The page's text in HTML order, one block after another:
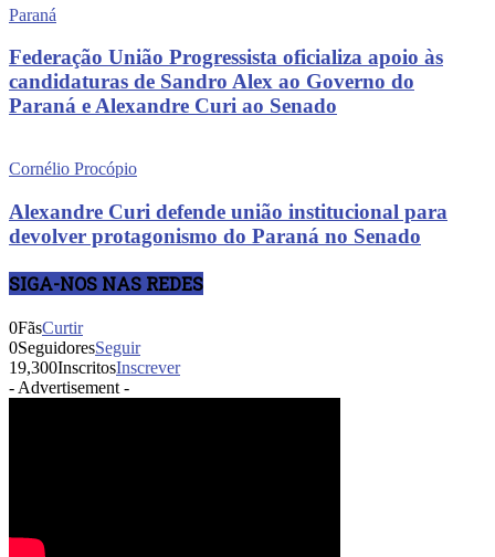
Paraná
Federação União Progressista oficializa apoio às
candidaturas de Sandro Alex ao Governo do
Paraná e Alexandre Curi ao Senado
Cornélio Procópio
Alexandre Curi defende união institucional para
devolver protagonismo do Paraná no Senado
SIGA-NOS NAS REDES
0FãsCurtir
0SeguidoresSeguir
19,300InscritosInscrever
- Advertisement -